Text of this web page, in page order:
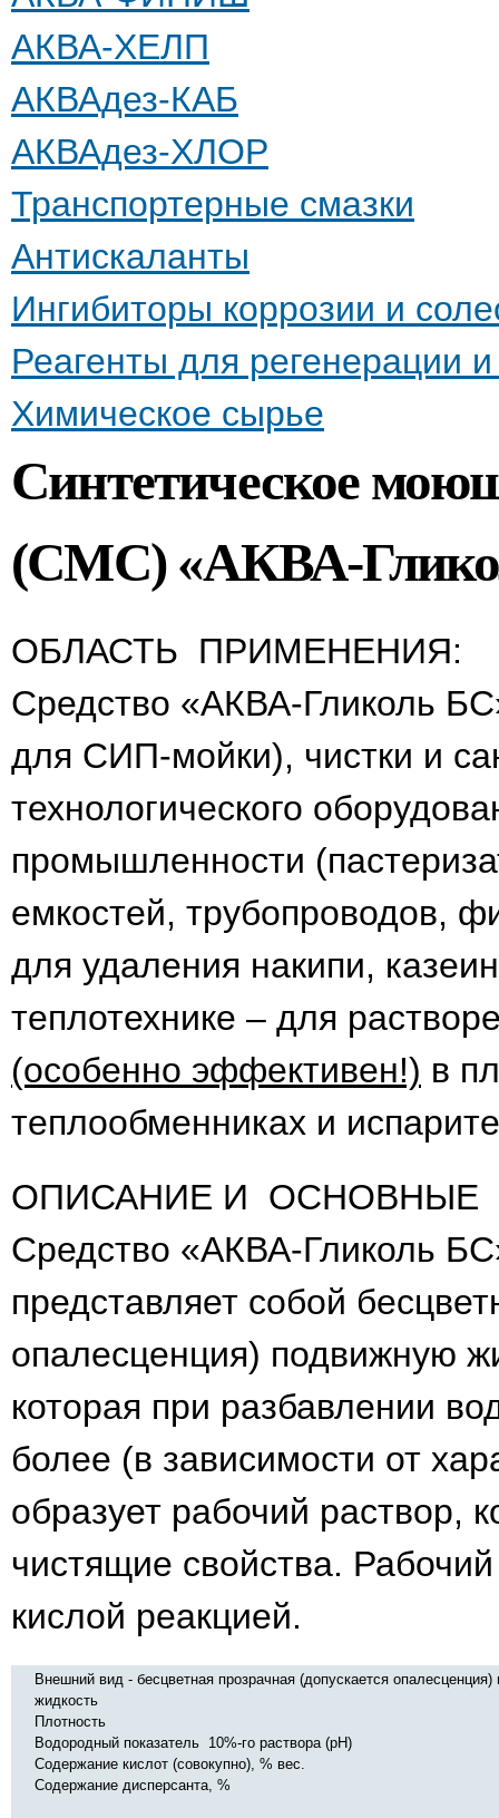
АКВА-ХЕЛП
АКВАдез-КАБ
АКВАдез-ХЛОР
Транспортерные смазки
Антискаланты
Ингибиторы коррозии и
Реагенты для регенерации
Химическое сырье
Синтетическое
(СМС) «АКВА-
ОБЛАСТЬ ПРИМЕНЕНИЯ:
Средство «АКВА-Гликоль
для СИП-мойки), чистки и
технологического
промышленности
емкостей, трубопроводов,
для удаления накипи,
теплотехнике – для
(особенно эффективен!) в
теплообменниках и
ОПИСАНИЕ И ОСНОВНЫЕ
Средство «АКВА-Гликоль
представляет собой
опалесценция) подвижную
которая при разбавлении
более (в зависимости от
образует рабочий
чистящие свойства.
кислой реакцией.
Внешний вид - бесцветная прозрачная (допускается
жидкость
Плотность
Водородный показатель 10%-го раствора (pH)
Содержание кислот (совокупно), % вес.
Содержание дисперсанта, %